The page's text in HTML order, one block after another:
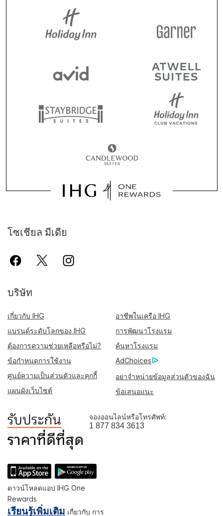
โซเชียล มีเดีย
บริษัท
เกี่ยวกับ IHG
อาชีพในเครือ IHG
แบรนด์ระดับโลกของ IHG
การพัฒนาโรงแรม
ต้องการความช่วยเหลือหรือไม่?
ค้นหาโรงแรม
ข้อกำหนดการใช้งาน
AdChoices
ศูนย์ความเป็นส่วนตัวและคุกกี้
อย่าจำหน่ายข้อมูลส่วนตัวของฉัน
แผนผังเว็บไซต์
ข้อเสนอแนะ
จองออนไลน์หรือโทรศัพท์:
1 877 834 3613
ดาวน์โหลดแอป IHG One
Rewards
เรียนรู้เพิ่มเติม เกี่ยวกับ การ